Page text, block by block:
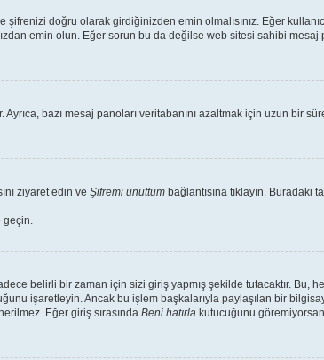
şifrenizi doğru olarak girdiğinizden emin olmalısınız. Eğer
emin olun. Eğer sorun bu da değilse web sitesi sahibi
bazı mesaj panoları veritabanını azaltmak için uzun bir
ziyaret edin ve Şifremi unuttum bağlantısına tıklayın.
belirli bir zaman için sizi giriş yapmış şekilde tutacaktır. Bu,
işaretleyin. Ancak bu işlem başkalarıyla paylaşılan bir
Eğer giriş sırasında Beni hatırla kutucuğunu